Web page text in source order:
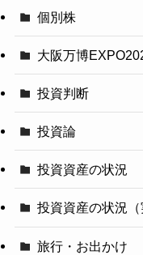
個別株
大阪万博
投資判断
投資論
投資資産の状況
投資資産の状況（
旅行・お出かけ